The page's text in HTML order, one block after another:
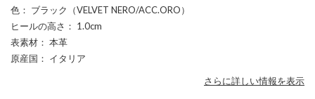
色 ： ブラック（VELVET NERO/ACC.ORO）
ヒールの高さ ： 1.0cm
表素材 ： 本革
原産国 ： イタリア
さらに詳しい情報を表示